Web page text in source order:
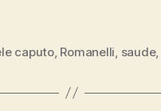
caputo, Romanelli saude,